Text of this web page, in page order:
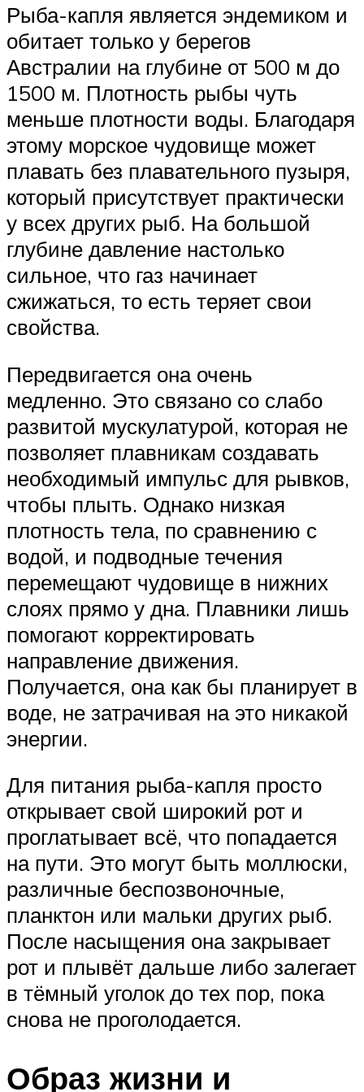
Рыба-капля является эндемиком и
обитает только у берегов
Австралии на глубине от 500 м до
1500 м. Плотность рыбы чуть
меньше плотности воды. Благодаря
этому морское чудовище может
плавать без плавательного пузыря,
который присутствует практически
у всех других рыб. На большой
глубине давление настолько
сильное, что газ начинает
сжижаться, то есть теряет свои
свойства.
Передвигается она очень
медленно. Это связано со слабо
развитой мускулатурой, которая не
позволяет плавникам создавать
необходимый импульс для рывков,
чтобы плыть. Однако низкая
плотность тела, по сравнению с
водой, и подводные течения
перемещают чудовище в нижних
слоях прямо у дна. Плавники лишь
помогают корректировать
направление движения.
Получается, она как бы планирует в
воде, не затрачивая на это никакой
энергии.
Для питания рыба-капля просто
открывает свой широкий рот и
проглатывает всё, что попадается
на пути. Это могут быть моллюски,
различные беспозвоночные,
планктон или мальки других рыб.
После насыщения она закрывает
рот и плывёт дальше либо залегает
в тёмный уголок до тех пор, пока
снова не проголодается.
Образ жизни и